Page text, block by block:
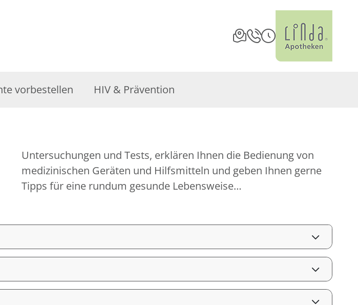
vorbestellen HIV & Prävention
Tipps für eine rundum gesunde Lebensweise…